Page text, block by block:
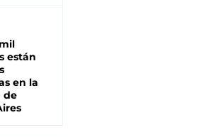
están
en la
de